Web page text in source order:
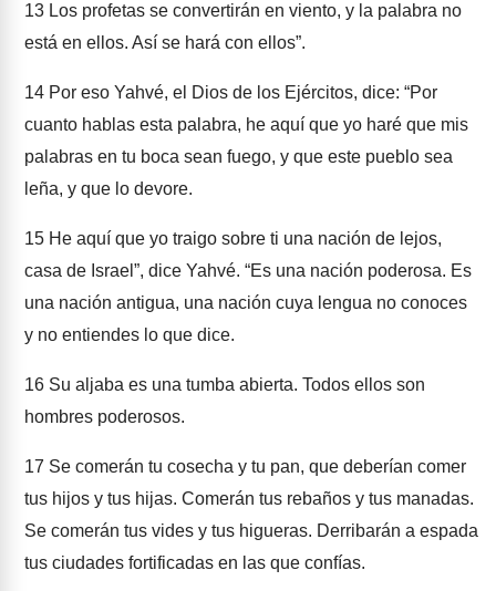
13 Los profetas se convertirán en viento, y la palabra no
está en ellos. Así se hará con ellos”.
14 Por eso Yahvé, el Dios de los Ejércitos, dice: “Por
cuanto hablas esta palabra, he aquí que yo haré que mis
palabras en tu boca sean fuego, y que este pueblo sea
leña, y que lo devore.
15 He aquí que yo traigo sobre ti una nación de lejos,
casa de Israel”, dice Yahvé. “Es una nación poderosa. Es
una nación antigua, una nación cuya lengua no conoces
y no entiendes lo que dice.
16 Su aljaba es una tumba abierta. Todos ellos son
hombres poderosos.
17 Se comerán tu cosecha y tu pan, que deberían comer
tus hijos y tus hijas. Comerán tus rebaños y tus manadas.
Se comerán tus vides y tus higueras. Derribarán a espada
tus ciudades fortificadas en las que confías.